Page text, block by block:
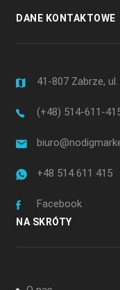
DANE KONTAKTOWE
41-807 Zabrze,
(+48) 514-611-
+48 514 611 415
Facebook
NA SKRÓTY